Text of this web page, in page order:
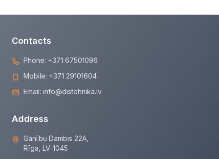
Contacts
Phone: +371 67501096
Mobile: +371 29101604
Email: info@distehnika.lv
Address
Ganību Dambis 22A,
Rīga, LV-1045